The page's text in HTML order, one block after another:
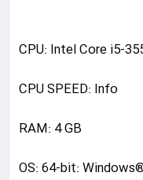
CPU: Intel Core i5-
CPU SPEED: Info
RAM: 4 GB